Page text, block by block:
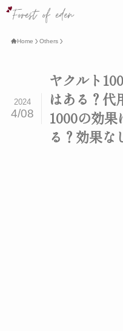
Home Others
ヤクルト
はある？代
1000の効
る？効果な
2024
4/08